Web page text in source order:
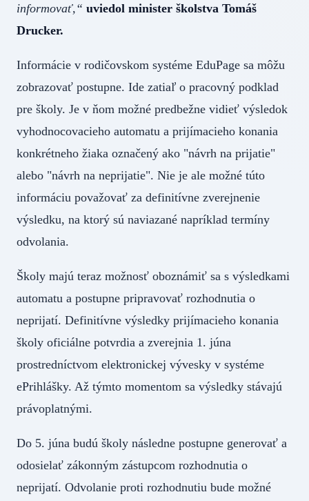
informovať,“ uviedol minister školstva Tomáš
Drucker.
Informácie v rodičovskom systéme EduPage sa môžu
zobrazovať postupne. Ide zatiaľ o pracovný podklad
pre školy. Je v ňom možné predbežne vidieť výsledok
vyhodnocovacieho automatu a prijímacieho konania
konkrétneho žiaka označený ako "návrh na prijatie"
alebo "návrh na neprijatie". Nie je ale možné túto
informáciu považovať za definitívne zverejnenie
výsledku, na ktorý sú naviazané napríklad termíny
odvolania.
Školy majú teraz možnosť oboznámiť sa s výsledkami
automatu a postupne pripravovať rozhodnutia o
neprijatí. Definitívne výsledky prijímacieho konania
školy oficiálne potvrdia a zverejnia 1. júna
prostredníctvom elektronickej vývesky v systéme
ePrihlášky. Až týmto momentom sa výsledky stávajú
právoplatnými.
Do 5. júna budú školy následne postupne generovať a
odosielať zákonným zástupcom rozhodnutia o
neprijatí. Odvolanie proti rozhodnutiu bude možné